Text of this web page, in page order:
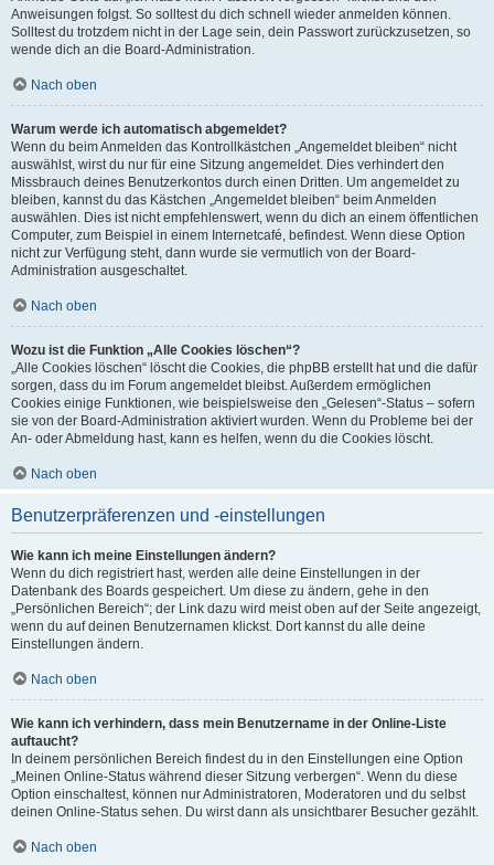
Anweisungen folgst. So solltest du dich schnell wieder anmelden können.
Solltest du trotzdem nicht in der Lage sein, dein Passwort zurückzusetzen, so
wende dich an die Board-Administration.
Nach oben
Warum werde ich automatisch abgemeldet?
Wenn du beim Anmelden das Kontrollkästchen „Angemeldet bleiben“ nicht
auswählst, wirst du nur für eine Sitzung angemeldet. Dies verhindert den
Missbrauch deines Benutzerkontos durch einen Dritten. Um angemeldet zu
bleiben, kannst du das Kästchen „Angemeldet bleiben“ beim Anmelden
auswählen. Dies ist nicht empfehlenswert, wenn du dich an einem öffentlichen
Computer, zum Beispiel in einem Internetcafé, befindest. Wenn diese Option
nicht zur Verfügung steht, dann wurde sie vermutlich von der Board-
Administration ausgeschaltet.
Nach oben
Wozu ist die Funktion „Alle Cookies löschen“?
„Alle Cookies löschen“ löscht die Cookies, die phpBB erstellt hat und die dafür
sorgen, dass du im Forum angemeldet bleibst. Außerdem ermöglichen
Cookies einige Funktionen, wie beispielsweise den „Gelesen“-Status – sofern
sie von der Board-Administration aktiviert wurden. Wenn du Probleme bei der
An- oder Abmeldung hast, kann es helfen, wenn du die Cookies löscht.
Nach oben
Benutzerpräferenzen und -einstellungen
Wie kann ich meine Einstellungen ändern?
Wenn du dich registriert hast, werden alle deine Einstellungen in der
Datenbank des Boards gespeichert. Um diese zu ändern, gehe in den
„Persönlichen Bereich“; der Link dazu wird meist oben auf der Seite angezeigt,
wenn du auf deinen Benutzernamen klickst. Dort kannst du alle deine
Einstellungen ändern.
Nach oben
Wie kann ich verhindern, dass mein Benutzername in der Online-Liste
auftaucht?
In deinem persönlichen Bereich findest du in den Einstellungen eine Option
„Meinen Online-Status während dieser Sitzung verbergen“. Wenn du diese
Option einschaltest, können nur Administratoren, Moderatoren und du selbst
deinen Online-Status sehen. Du wirst dann als unsichtbarer Besucher gezählt.
Nach oben